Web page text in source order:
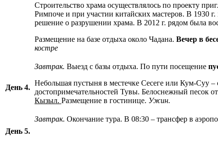
Строительство храма осуществлялось по проекту
Римпоче и при участии китайских мастеров. В 1930
решение о разрушении храма. В 2012 г. рядом была
Размещение на базе отдыха около Чадана. Вечер в
костре
День 4.
Завтрак. Выезд с базы отдыха. По пути посещение
Небольшая пустыня в местечке Сесеге или Кум-Суу
достопримечательностей Тувы. Белоснежный песок
Кызыл. Размещение в гостинице. Ужин.
День 5.
Завтрак. Окончание тура. В 08:30 – трансфер в